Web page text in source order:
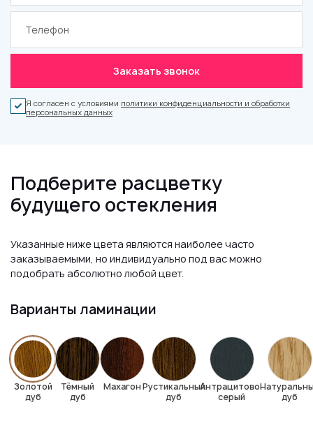
Заказать звонок
Я согласен с условиями политики конфиденциальности и обработки
персональных данных
Подберите расцветку
будущего остекления
Указанные ниже цвета являются наиболее часто
заказываемыми, но индивидуально под вас можно
подобрать абсолютно любой цвет.
Варианты ламинации
Золотой
дуб
Тёмный
дуб
МахагонРустикальный
дуб
Антрацитово-
серый
дуб